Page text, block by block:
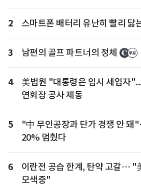
2 스마트폰 배터리 유난히 빨리 닳
3 남편의 골프 파트너의 정체
4
美법원 "대통령은 임시 세입자
연회장 공사 제동
5
"中 무인공장과 단가 경쟁 안
20% 멈췄다
6
이란전 공습 한계, 탄약 고갈… "
모색중"